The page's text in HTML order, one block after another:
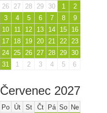
26
27 28 29 30 1
2
3
4 5 6 7 8
9
10
11 12 13 14 15
16
17
18 19 20 21 22 23
24 25 26 27 28 29 30
31
1 2 3 4 5 6
Červenec 2027
Po Út St Čt Pá So Ne